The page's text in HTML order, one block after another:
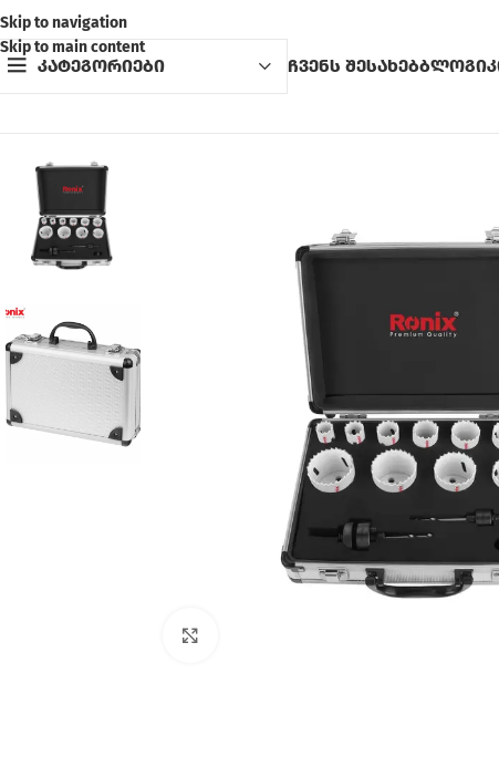
Skip to navigation
Skip to main content
კატეგორიები ჩვენს შესახებბლოგი